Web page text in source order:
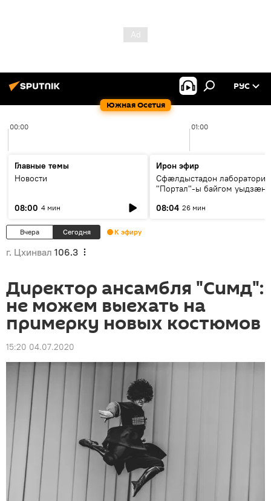
Южная Осетия
РУС
00:00 01:00
Главные темы
Новости
08:00 4 мин
Ирон эфир
Сфæлдыстадон лаборатори
"Портал"-ы байгом уыдзæн
Æхсары куыстыты равдыст
08:04 26 мин
Вчера Сегодня К эфиру
г. Цхинвал 106.3
Директор ансамбля "Симд":
не можем выехать на
примерку новых костюмов
15:20 04.07.2020